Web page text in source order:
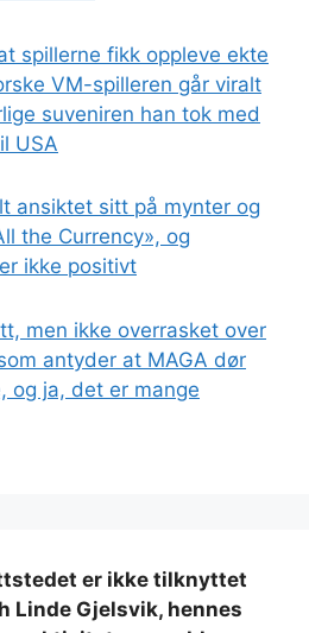
spillerne fikk oppleve ekte
VM-spilleren går viralt
suveniren han tok med
USA
ansiktet sitt på mynter og
the Currency», og
ikke positivt
men ikke overrasket over
antyder at MAGA dør
og ja, det er mange
er ikke tilknyttet
Linde Gjelsvik, hennes